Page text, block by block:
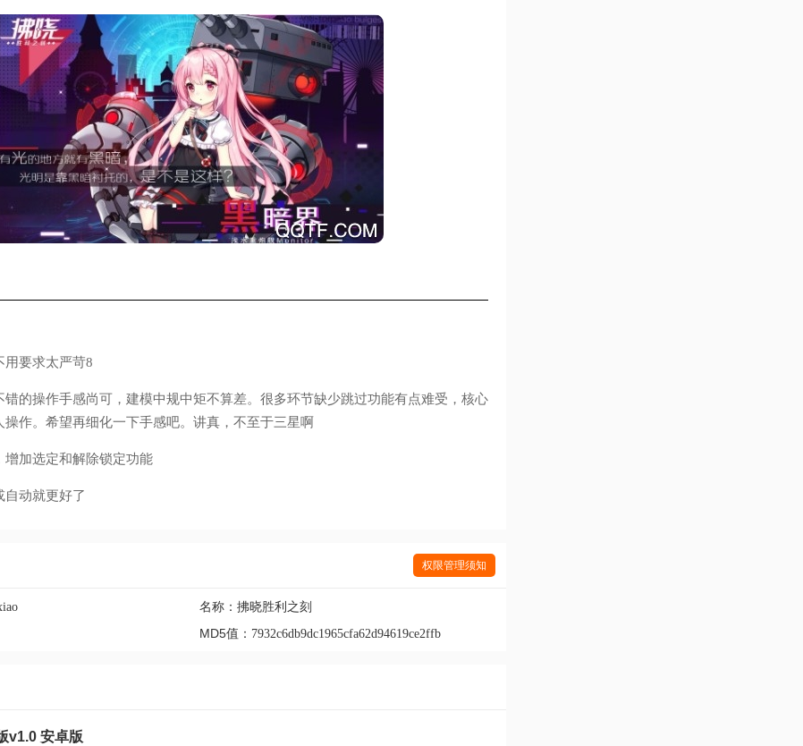
用要求太严苛8
错的操作手感尚可，建模中规中矩不算差。很多环节缺少跳过功能有点难受，核心
作。希望再细化一下手感吧。讲真，不至于三星啊
增加选定和解除锁定功能
自动就更好了
权限管理须知
名称： 拂晓胜利之刻
MD5值： 7932c6db9dc1965cfa62d94619ce2ffb
v1.0 安卓版